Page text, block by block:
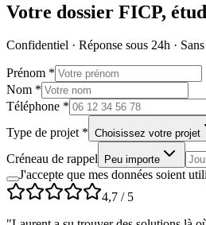
Votre dossier FICP,
Confidentiel · Réponse sous 24h ·
Prénom *
Nom *
Téléphone *
Type de projet * Choisissez votre projet
Créneau de rappel Peu importe
J'accepte que mes données soient
4,7 / 5